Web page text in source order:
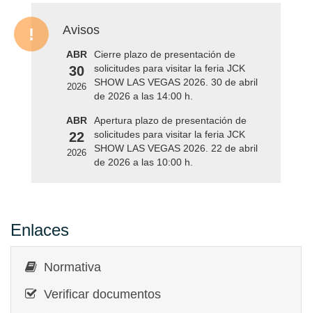
Avisos
ABR
30
2026
Cierre plazo de presentación de
solicitudes para visitar la feria JCK
SHOW LAS VEGAS 2026. 30 de abril
de 2026 a las 14:00 h.
ABR
22
2026
Apertura plazo de presentación de
solicitudes para visitar la feria JCK
SHOW LAS VEGAS 2026. 22 de abril
de 2026 a las 10:00 h.
Enlaces
Normativa
Verificar documentos